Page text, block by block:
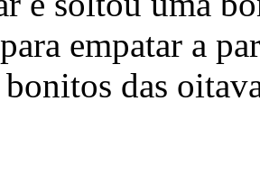
empatar a
das